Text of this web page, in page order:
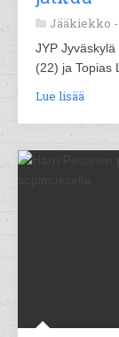
Jääkiekko -
JYP
(22) ja Topias
Lue lisää